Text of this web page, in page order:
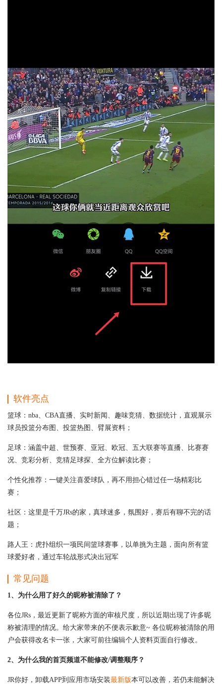
软件亮点
篮球：nba、CBA直播、实时新闻、趣味竞猜、数据统计，直观展示
球员投篮分布图、投篮热图、臂展资料；
足球：涵盖中超、世预赛、亚冠、欧冠、五大联赛等直播、比赛赛
况、竞彩分析、竞猜足球探、全方位解读比赛；
个性化推荐：一键关注喜爱球队，再不用担心错过任一场精彩比
赛；
社区：这里是千万JRs的家，真球迷多，氛围好，赛后有聊不完的话
题；
路人王：虎扑组织一项民间篮球赛事，以单挑为主题，面向所有篮
球爱好者，通过车轮战形式决出冠军
常见问题
1、为什么用了好久的昵称被清除了？
各位JRs，最近更新了昵称方面的审核尺度，所以近期出现了许多昵
称被清理的情况。给大家带来的不便表示歉意~ 各位昵称被清除的用
户会获得改名卡一张，大家可前往编辑个人资料页面自行修改。
2、为什么我的首页频道不能修改/调整顺序？
JR你好，卸载APP到应用市场安装最新版本可以改善，若仍未能解决